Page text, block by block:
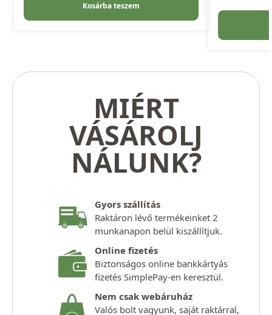
Kosárba teszem
MIÉRT
VÁSÁROLJ
NÁLUNK?
Gyors szállítás
Raktáron lévő termékeinket 2
munkanapon belül kiszállítjuk.
Online fizetés
Biztonságos online bankkártyás
fizetés SimplePay-en keresztül.
Nem csak webáruház
Valós bolt vagyunk, saját raktárral,